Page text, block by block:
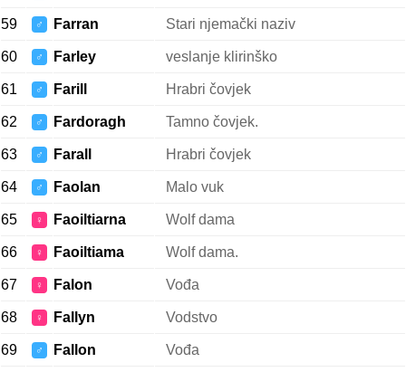
59 ♂ Farran Stari njemački naziv
60 ♂ Farley veslanje klirinško
61 ♂ Farill Hrabri čovjek
62 ♂ Fardoragh Tamno čovjek.
63 ♂ Farall Hrabri čovjek
64 ♂ Faolan Malo vuk
65 ♀ Faoiltiarna Wolf dama
66 ♀ Faoiltiama Wolf dama.
67 ♀ Falon Vođa
68 ♀ Fallyn Vodstvo
69 ♂ Fallon Vođa